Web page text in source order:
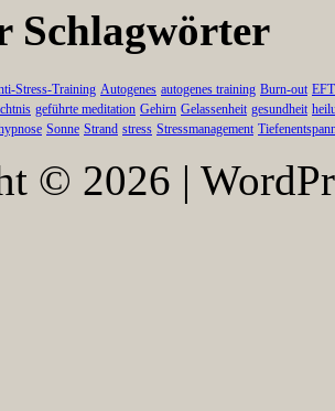
Schlagwörter
Stress-Training Autogenes autogenes training Burn-out EFT
geführte meditation Gehirn Gelassenheit gesundheit
Sonne Strand stress Stressmanagement
© 2026 |